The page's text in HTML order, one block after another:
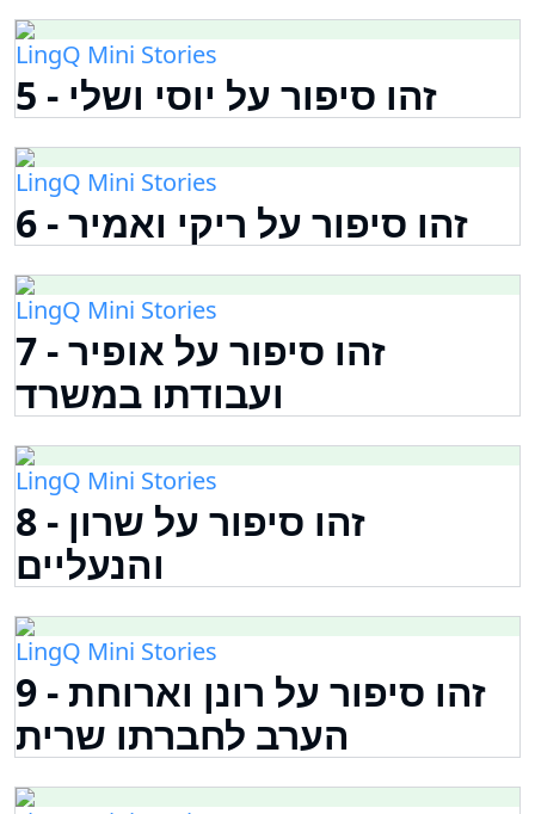
LingQ Mini Stories
5 - זהו סיפור על יוסי ושלי
LingQ Mini Stories
6 - זהו סיפור על ריקי ואמיר
LingQ Mini Stories
7 - זהו סיפור על אופיר
ועבודתו במשרד
LingQ Mini Stories
8 - זהו סיפור על שרון
והנעליים
LingQ Mini Stories
9 - זהו סיפור על רונן וארוחת
הערב לחברתו שרית